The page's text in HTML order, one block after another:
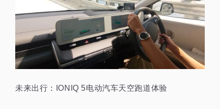
未来出行：IONIQ 5电动汽车天空跑道体验